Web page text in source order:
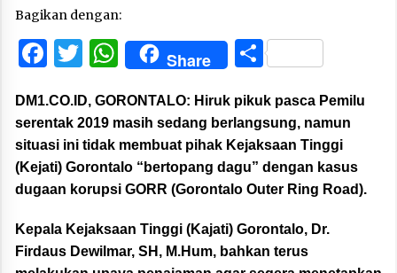
Bagikan dengan:
Facebook
Twitter
WhatsApp
Share Share
DM1.CO.ID, GORONTALO: Hiruk pikuk pasca Pemilu
serentak 2019 masih sedang berlangsung, namun
situasi ini tidak membuat pihak Kejaksaan Tinggi
(Kejati) Gorontalo “bertopang dagu” dengan kasus
dugaan korupsi GORR (Gorontalo Outer Ring Road).
Kepala Kejaksaan Tinggi (Kajati) Gorontalo, Dr.
Firdaus Dewilmar, SH, M.Hum, bahkan terus